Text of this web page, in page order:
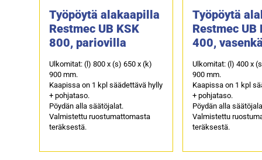
Työpöytä alakaapilla
Restmec UB KSK
800, pariovilla
Ulkomitat: (l) 800 x (s) 650 x (k)
900 mm.
Kaapissa on 1 kpl säädettävä hylly
+ pohjataso.
Pöydän alla säätöjalat.
Valmistettu ruostumattomasta
teräksestä.
Työpöytä
Restmec UB
400,
Ulkomitat: (l) 400 x
900 mm.
Kaapissa on 1 kpl
+ pohjataso.
Pöydän alla
Valmistettu
teräksestä.